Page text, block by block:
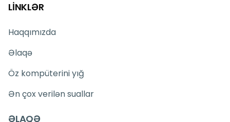
LİNKLƏR
Haqqımızda
Əlaqə
Öz kompüterini yığ
Ən çox verilən suallar
ƏLAQƏ